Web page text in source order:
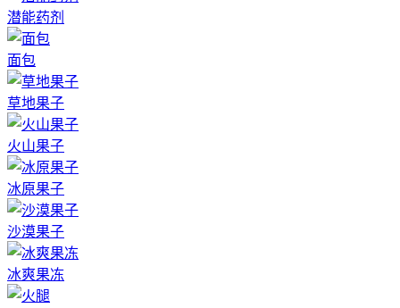
潜能药剂
面包
草地果子
火山果子
冰原果子
沙漠果子
冰爽果冻